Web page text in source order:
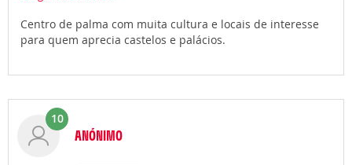
Centro de palma com muita cultura e locais de interesse
para quem aprecia castelos e palácios.
10
ANÓNIMO